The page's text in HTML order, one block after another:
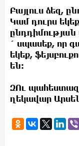
Բայլուս ձեզ,
Կամ դուրս
´ սպասեք, որ
եկեք,
են:
ԶՈւ
ղեկավար